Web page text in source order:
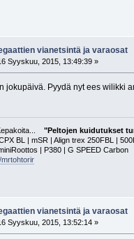
vianetsintä ja varaosat
Syyskuu, 2015, 13:49:39 »
jokupäivä. Pyydä nyt ees wilikki
"Peltojen kuidutukset
BL | mSR | Align trex 250FBL |
| P380 | G SPEED Carbon
vianetsintä ja varaosat
Syyskuu, 2015, 13:52:14 »